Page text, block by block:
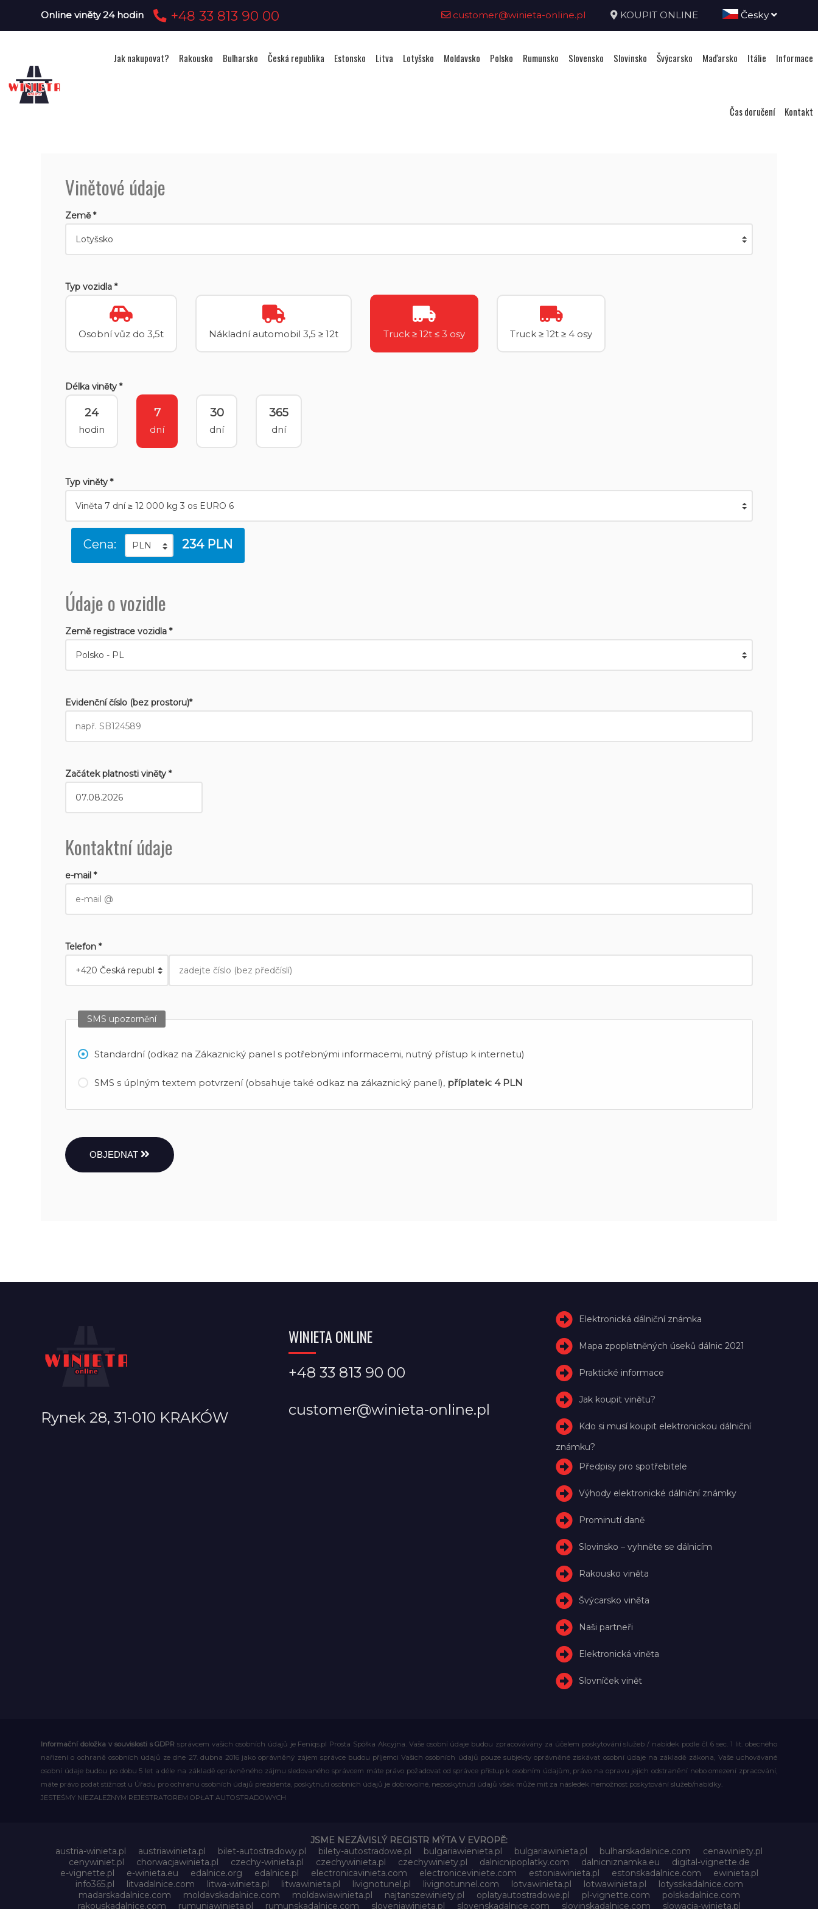
Online viněty 24 hodin +48 33 813 90 00 customer@winieta-online.pl KOUPIT ONLINE Česky
Jak nakupovat? Rakousko Bulharsko Česká republika Estonsko Litva Lotyšsko Moldavsko Polsko Rumunsko Slovensko Slovinsko Švýcarsko Maďarsko Itálie Informace
Čas doručení Kontakt
Vinětové údaje
Země *
Typ vozidla *
Osobní vůz do 3,5t Nákladní automobil 3,5 ≥ 12t Truck ≥ 12t ≤ 3 osy Truck ≥ 12t ≥ 4 osy
Délka viněty *
24
hodin
7
dní
30
dní
365
dní
Typ viněty *
Cena: 234 PLN
Údaje o vozidle
Země registrace vozidla *
Evidenční číslo (bez prostoru)*
Začátek platnosti viněty *
Kontaktní údaje
e-mail *
Telefon *
SMS upozornění
Standardní (odkaz na Zákaznický panel s potřebnými informacemi, nutný přístup k internetu)
SMS s úplným textem potvrzení (obsahuje také odkaz na zákaznický panel), příplatek: 4 PLN
OBJEDNAT
Rynek 28, 31-010 KRAKÓW
WINIETA ONLINE
+48 33 813 90 00
customer@winieta-online.pl
Elektronická dálniční známka
Mapa zpoplatněných úseků dálnic 2021
Praktické informace
Jak koupit vinětu?
Kdo si musí koupit elektronickou dálniční
známku?
Předpisy pro spotřebitele
Výhody elektronické dálniční známky
Prominutí daně
Slovinsko – vyhněte se dálnicím
Rakousko viněta
Švýcarsko viněta
Naši partneři
Elektronická viněta
Slovníček vinět
Informační doložka v souvislosti s GDPRsprávcem vašich osobních údajů je Feniqs.pl Prosta Spółka Akcyjna. Vaše osobní údaje budou zpracovávány za účelem poskytování služeb / nabídek podle čl. 6 sec. 1 lit. obecného
nařízení o ochraně osobních údajů ze dne 27. dubna 2016 jako oprávněný zájem správce budou příjemci Vašich osobních údajů pouze subjekty oprávněné získávat osobní údaje na základě zákona, Vaše uchovávané
osobní údaje budou po dobu 5 let a déle na základě oprávněného zájmu sledovaného správcem máte právo požadovat od správce přístup k osobním údajům, právo na opravu jejich odstranění nebo omezení zpracování,
máte právo podat stížnost u Úřadu pro ochranu osobních údajů prezidenta, poskytnutí osobních údajů je dobrovolné, neposkytnutí údajů však může mít za následek nemožnost poskytování služeb/nabídky.
JESTEŚMY NIEZALEŻNYM REJESTRATOREM OPŁAT AUTOSTRADOWYCH
JSME NEZÁVISLÝ REGISTR MÝTA V EVROPĚ:
austria-winieta.pl
austriawinieta.pl bilet-autostradowy.pl bilety-autostradowe.pl bulgariawienieta.pl bulgariawinieta.pl bulharskadalnice.com
cenawiniety.pl
cenywiniet.pl
chorwacjawinieta.pl czechy-winieta.pl czechywinieta.pl czechywiniety.pl dalnicnipoplatky.com dalnicniznamka.eu
digital-vignette.de
e-vignette.pl
e-winieta.eu edalnice.org edalnice.pl electronicavinieta.com electroniceviniete.com estoniawinieta.pl estonskadalnice.com
ewinieta.pl
info365.pl
litvadalnice.com litwa-winieta.pl litwawinieta.pl livignotunel.pl livignotunnel.com lotvawinieta.pl lotwawinieta.pl
lotysskadalnice.com
madarskadalnice.com
moldavskadalnice.com moldawiawinieta.pl najtanszewiniety.pl oplatyautostradowe.pl pl-vignette.com
polskadalnice.com
rakouskadalnice.com
rumuniawinieta.pl rumunskadalnice.com sloveniawinieta.pl slovenskadalnice.com slovinskadalnice.com slowacja-winieta.pl